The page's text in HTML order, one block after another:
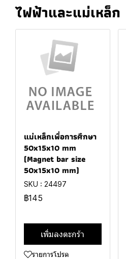
ไฟฟ้าและแม่เหล็ก
แม่เหล็กเพื่อการศึกษา
50x15x10 mm
(Magnet bar size
50x15x10 mm)
SKU : 24497
฿145
เพิ่มลงตะกร้า
รายการโปรด